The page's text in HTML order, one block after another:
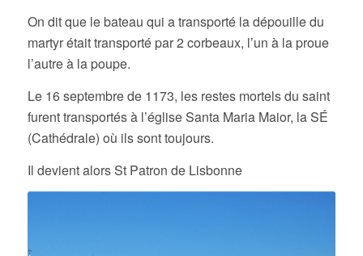
On dit que le bateau qui a transporté la dépouille du
martyr était transporté par 2 corbeaux, l’un à la proue
l’autre à la poupe.
Le 16 septembre de 1173, les restes mortels du saint
furent transportés à l’église Santa Maria Maior, la SÉ
(Cathédrale) où ils sont toujours.
Il devient alors St Patron de Lisbonne